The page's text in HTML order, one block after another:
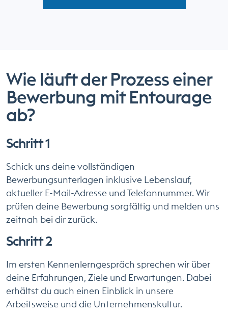
Wie läuft der Prozess einer
Bewerbung mit Entourage
ab?
Schritt 1
Schick uns deine vollständigen
Bewerbungsunterlagen inklusive Lebenslauf,
aktueller E-Mail-Adresse und Telefonnummer. Wir
prüfen deine Bewerbung sorgfältig und melden uns
zeitnah bei dir zurück.
Schritt 2
Im ersten Kennenlerngespräch sprechen wir über
deine Erfahrungen, Ziele und Erwartungen. Dabei
erhältst du auch einen Einblick in unsere
Arbeitsweise und die Unternehmenskultur.